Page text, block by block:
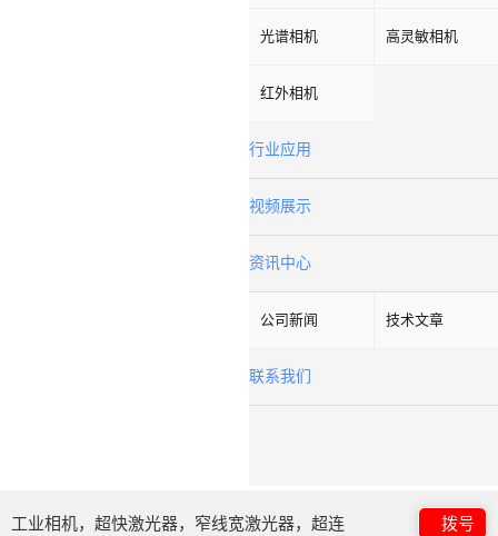
光谱相机 高灵敏相机
红外相机
行业应用
视频展示
资讯中心
公司新闻 技术文章
联系我们
工业相机，超快激光器，窄线宽激光器，超连 拨号